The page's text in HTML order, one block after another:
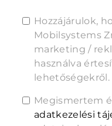
Hozzájárulok,
Mobilsystems
marketing /
használva
lehetőségekről.
Megismertem
adatkezelési